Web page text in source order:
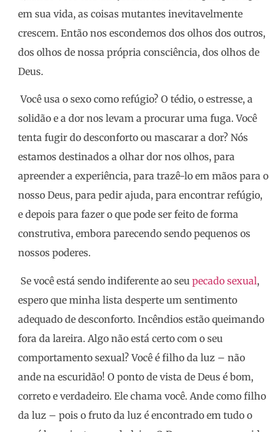
em sua vida, as coisas mutantes inevitavelmente
crescem. Então nos escondemos dos olhos dos outros,
dos olhos de nossa própria consciência, dos olhos de
Deus.
Você usa o sexo como refúgio? O tédio, o estresse, a
solidão e a dor nos levam a procurar uma fuga. Você
tenta fugir do desconforto ou mascarar a dor? Nós
estamos destinados a olhar dor nos olhos, para
apreender a experiência, para trazê-lo em mãos para o
nosso Deus, para pedir ajuda, para encontrar refúgio,
e depois para fazer o que pode ser feito de forma
construtiva, embora parecendo sendo pequenos os
nossos poderes.
Se você está sendo indiferente ao seu pecado sexual,
espero que minha lista desperte um sentimento
adequado de desconforto. Incêndios estão queimando
fora da lareira. Algo não está certo com o seu
comportamento sexual? Você é filho da luz – não
ande na escuridão! O ponto de vista de Deus é bom,
correto e verdadeiro. Ele chama você. Ande como filho
da luz – pois o fruto da luz é encontrado em tudo o